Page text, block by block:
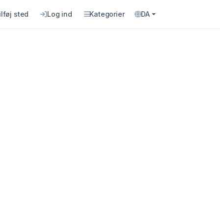
sted Log ind Kategorier DA